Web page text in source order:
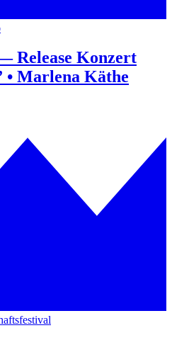
Release Konzert
• Marlena Käthe